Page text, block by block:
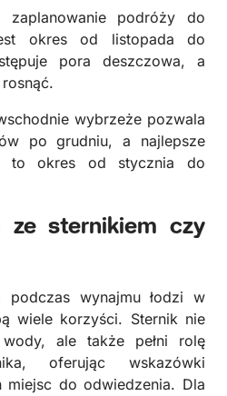
podróży do
okres od listopada do
pora deszczowa, a
wybrzeże pozwala
po grudniu, a najlepsze
to okres od stycznia do
ze sternikiem czy
podczas wynajmu łodzi w
wiele korzyści. Sternik nie
ale także pełni rolę
oferując wskazówki
miejsc do odwiedzenia. Dla